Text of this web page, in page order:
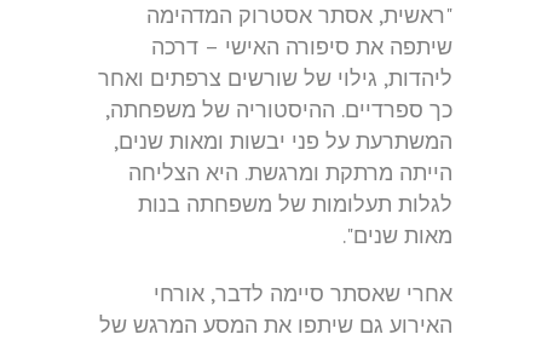
"ראשית, אסתר אסטרוק המדהימה
שיתפה את סיפורה האישי – דרכה
ליהדות, גילוי של שורשים צרפתים ואחר
כך ספרדיים. ההיסטוריה של משפחתה,
המשתרעת על פני יבשות ומאות שנים,
הייתה מרתקת ומרגשת. היא הצליחה
לגלות תעלומות של משפחתה בנות
מאות שנים".
אחרי שאסתר סיימה לדבר, אורחי
האירוע גם שיתפו את המסע המרגש של